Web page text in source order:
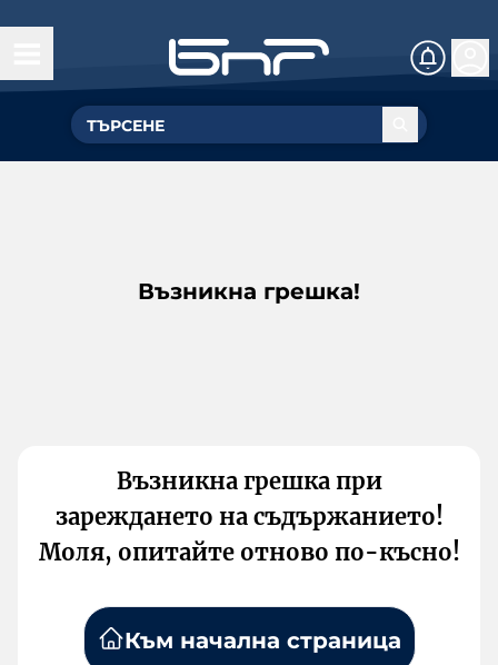
Възникна грешка!
Възникна грешка при
зареждането на съдържанието!
Моля, опитайте отново по-късно!
Към начална страница